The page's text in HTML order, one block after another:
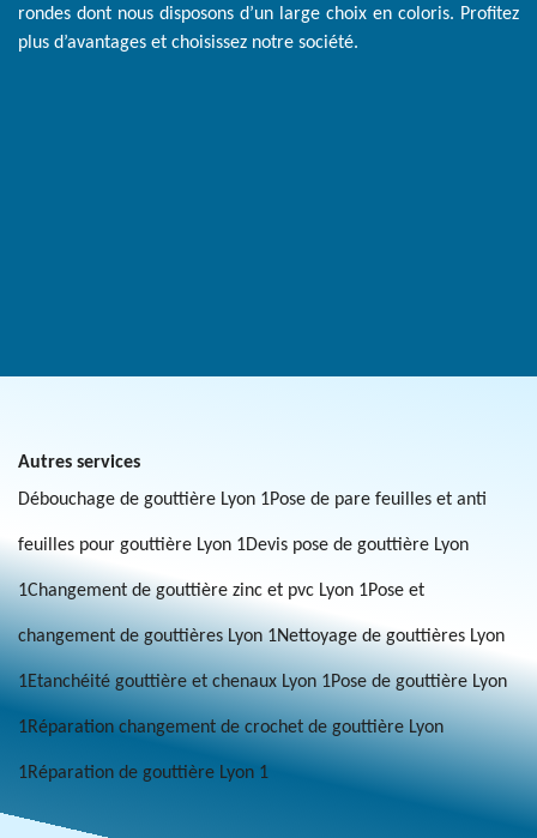
rondes dont nous disposons d’un large choix en coloris. Profitez
plus d’avantages et choisissez notre société.
Autres services
Débouchage de gouttière Lyon 1Pose de pare feuilles et anti
feuilles pour gouttière Lyon 1Devis pose de gouttière Lyon
1Changement de gouttière zinc et pvc Lyon 1Pose et
changement de gouttières Lyon 1Nettoyage de gouttières Lyon
1Etanchéité gouttière et chenaux Lyon 1Pose de gouttière Lyon
1Réparation changement de crochet de gouttière Lyon
1Réparation de gouttière Lyon 1